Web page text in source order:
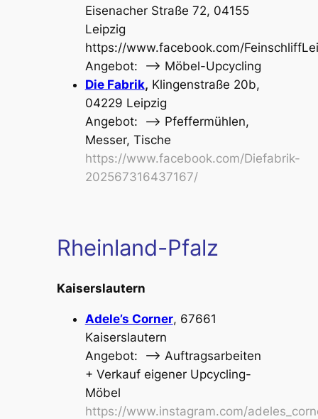
Eisenacher Straße 72, 04155
Leipzig
https://www.facebook.com/
Angebot: –> Möbel-Upcycling
Die Fabrik, Klingenstraße 20b,
04229 Leipzig
Angebot: –> Pfeffermühlen,
Messer, Tische
https://www.facebook.com/Diefabrik-
202567316437167/
Rheinland-Pfalz
Kaiserslautern
Adele’s Corner, 67661
Kaiserslautern
Angebot: –> Auftragsarbeiten
+ Verkauf eigener Upcycling-
Möbel
https://www.instagram.com/